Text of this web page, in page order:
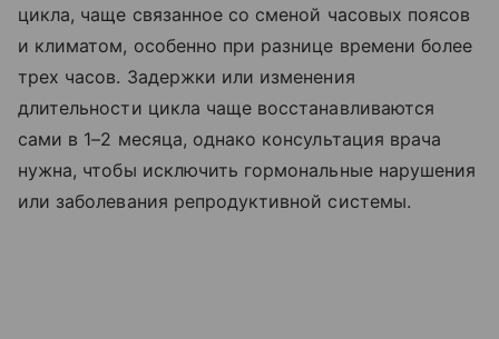
цикла, чаще связанное со сменой часовых поясов
и климатом, особенно при разнице времени более
трех часов. Задержки или изменения
длительности цикла чаще восстанавливаются
сами в 1–2 месяца, однако консультация врача
нужна, чтобы исключить гормональные нарушения
или заболевания репродуктивной системы.